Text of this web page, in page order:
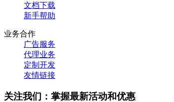
文档下载
新手帮助
业务合作
广告服务
代理业务
定制开发
友情链接
关注我们：掌握最新活动和优惠